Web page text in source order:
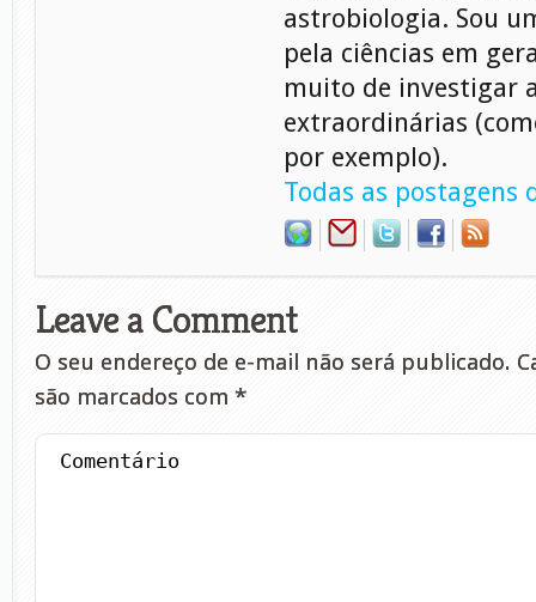
astrobiologia. Sou
pela ciências em
muito de investigar
extraordinárias
por exemplo).
Todas as postagens
Leave a Comment
O seu endereço de e-mail não será publicado.
são marcados com *